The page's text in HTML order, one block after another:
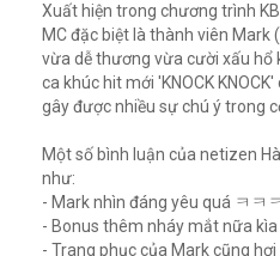
Xuất hiện trong chương trình
MC đặc biệt là thành viên Mark
vừa dễ thương vừa cười xấu hổ
ca khúc hit mới 'KNOCK
gây được nhiều sự chú ý trong
Một số bình luận của netizen
như:
- Mark nhìn đáng yêu quá ㅋㅋㅋ
- Bonus thêm nháy mắt nữa kìa
- Trang phục của Mark cũng